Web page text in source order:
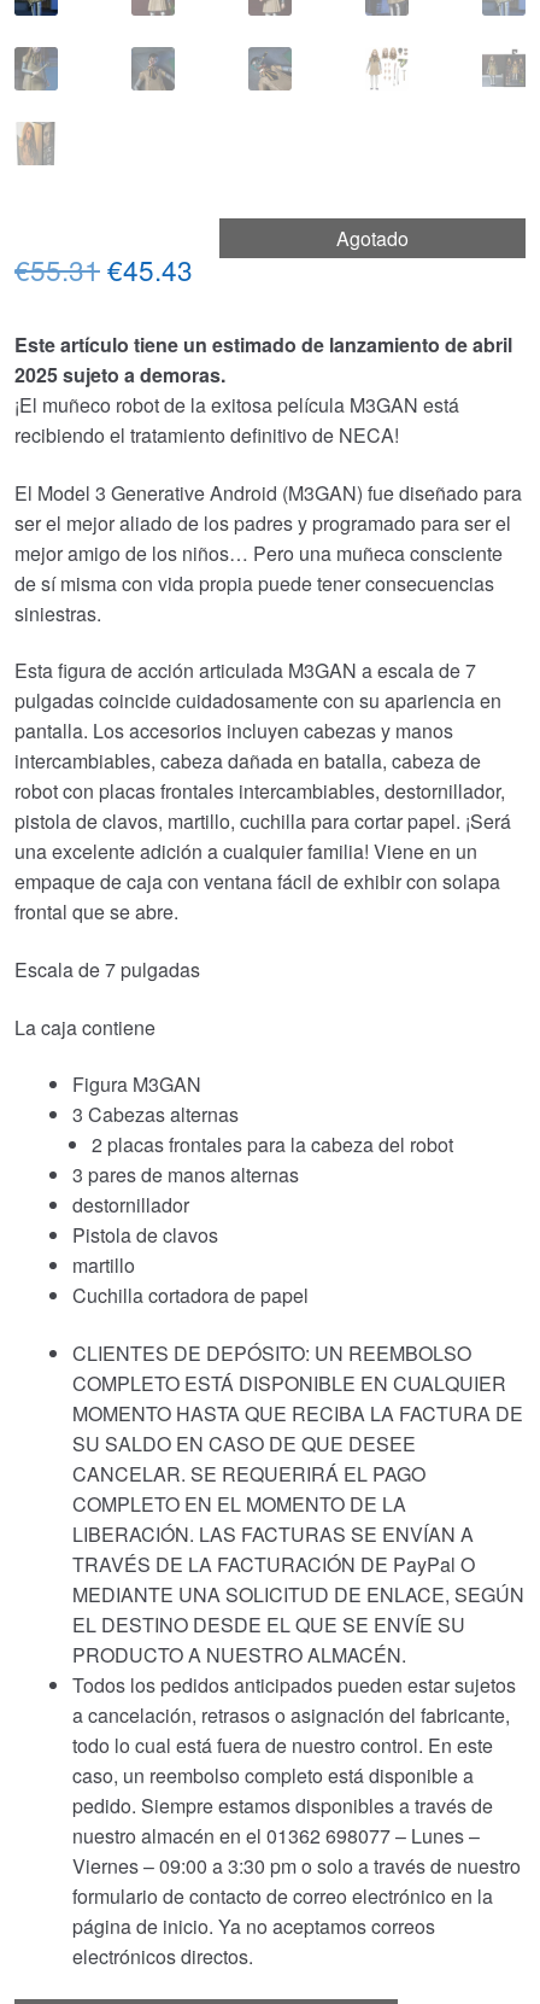
Agotado
€55.31El
original
era:
€55.31.
€45.43
actual
es:
€45.43.
Este artículo tiene un estimado de lanzamiento de abril
2025 sujeto a demoras.
¡El muñeco robot de la exitosa película M3GAN está
recibiendo el tratamiento definitivo de NECA!
El Model 3 Generative Android (M3GAN) fue diseñado para
ser el mejor aliado de los padres y programado para ser el
mejor amigo de los niños… Pero una muñeca consciente
de sí misma con vida propia puede tener consecuencias
siniestras.
Esta figura de acción articulada M3GAN a escala de 7
pulgadas coincide cuidadosamente con su apariencia en
pantalla. Los accesorios incluyen cabezas y manos
intercambiables, cabeza dañada en batalla, cabeza de
robot con placas frontales intercambiables, destornillador,
pistola de clavos, martillo, cuchilla para cortar papel. ¡Será
una excelente adición a cualquier familia! Viene en un
empaque de caja con ventana fácil de exhibir con solapa
frontal que se abre.
Escala de 7 pulgadas
La caja contiene
Figura M3GAN
3 Cabezas alternas
2 placas frontales para la cabeza del robot
3 pares de manos alternas
destornillador
Pistola de clavos
martillo
Cuchilla cortadora de papel
CLIENTES DE DEPÓSITO: UN REEMBOLSO
COMPLETO ESTÁ DISPONIBLE EN CUALQUIER
MOMENTO HASTA QUE RECIBA LA FACTURA DE
SU SALDO EN CASO DE QUE DESEE
CANCELAR. SE REQUERIRÁ EL PAGO
COMPLETO EN EL MOMENTO DE LA
LIBERACIÓN. LAS FACTURAS SE ENVÍAN A
TRAVÉS DE LA FACTURACIÓN DE PayPal O
MEDIANTE UNA SOLICITUD DE ENLACE, SEGÚN
EL DESTINO DESDE EL QUE SE ENVÍE SU
PRODUCTO A NUESTRO ALMACÉN.
Todos los pedidos anticipados pueden estar sujetos
a cancelación, retrasos o asignación del fabricante,
todo lo cual está fuera de nuestro control. En este
caso, un reembolso completo está disponible a
pedido. Siempre estamos disponibles a través de
nuestro almacén en el 01362 698077 – Lunes –
Viernes – 09:00 a 3:30 pm o solo a través de nuestro
formulario de contacto de correo electrónico en la
página de inicio. Ya no aceptamos correos
electrónicos directos.